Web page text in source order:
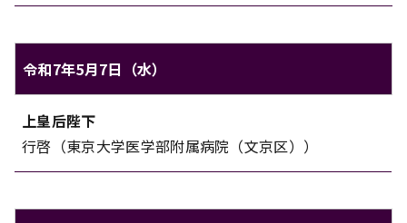
令和7年5月7日（水）
対象 内容
上皇后陛下
行啓（東京大学医学部附属病院（文京区））